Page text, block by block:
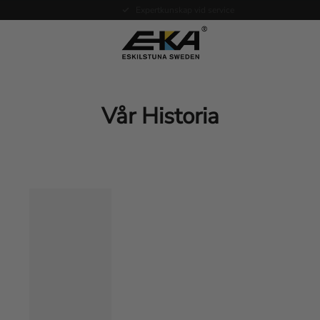
Vår Historia